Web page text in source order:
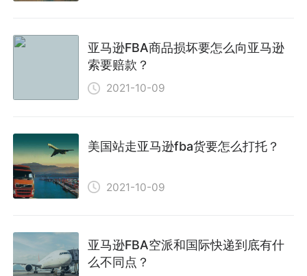
亚马逊FBA商品损坏要怎么向亚马逊
索要赔款？
2021-10-09
美国站走亚马逊fba货要怎么打托？
2021-10-09
亚马逊FBA空派和国际快递到底有什
么不同点？